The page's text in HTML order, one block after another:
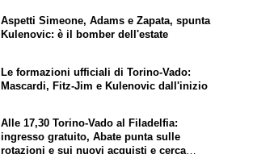
Aspetti Simeone, Adams e Zapata, spunta
Kulenovic: è il bomber dell'estate
Le formazioni ufficiali di Torino-Vado:
Mascardi, Fitz-Jim e Kulenovic dall'inizio
Alle 17,30 Torino-Vado al Filadelfia:
ingresso gratuito, Abate punta sulle
rotazioni e sui nuovi acquisti e cerca